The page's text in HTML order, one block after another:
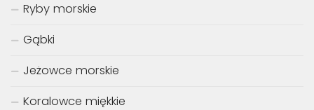
Ryby morskie
Gąbki
Jeżowce morskie
Koralowce miękkie